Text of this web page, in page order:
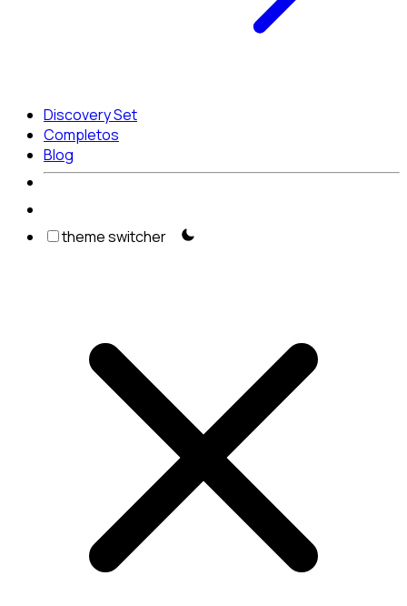
Discovery Set
Completos
Blog
theme switcher